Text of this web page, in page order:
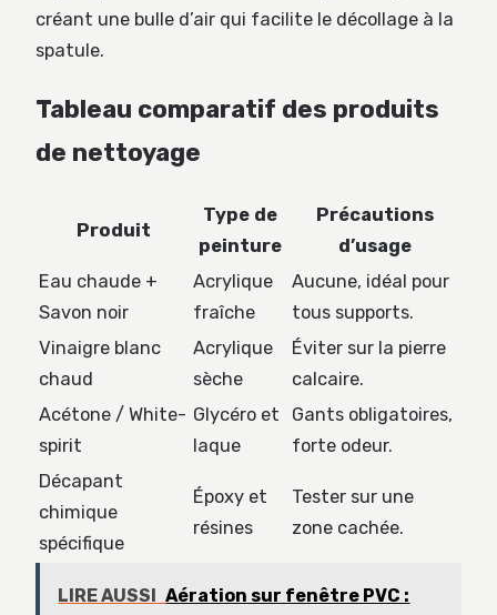
créant une bulle d’air qui facilite le décollage à la
spatule.
Tableau comparatif des produits
de nettoyage
Produit
Type de
peinture
Précautions
d’usage
Eau chaude +
Savon noir
Acrylique
fraîche
Aucune, idéal pour
tous supports.
Vinaigre blanc
chaud
Acrylique
sèche
Éviter sur la pierre
calcaire.
Acétone / White-
spirit
Glycéro et
laque
Gants obligatoires,
forte odeur.
Décapant
chimique
spécifique
Époxy et
résines
Tester sur une
zone cachée.
LIRE AUSSI
Aération sur fenêtre PVC :